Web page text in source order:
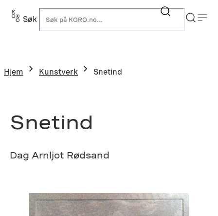
Hopp
Søk
Hjem Kunstverk Snetind
Snetind
Dag Arnljot Rødsand